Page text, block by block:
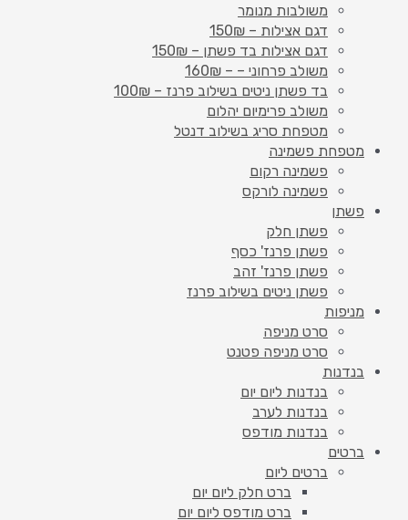
משולבות מנומר
דגם אצילות – 150₪
דגם אצילות בד פשתן – 150₪
משולב פרחוני – – 160₪
בד פשתן ניטים בשילוב פרנז – 100₪
משולב פרימיום יהלום
מטפחת סריג בשילוב דנטל
מטפחת פשמינה
פשמינה רקום
פשמינה לורקס
פשתן
פשתן חלק
פשתן פרנז' כסף
פשתן פרנז' זהב
פשתן ניטים בשילוב פרנז
מניפות
סרט מניפה
סרט מניפה פטנט
בנדנות
בנדנות ליום יום
בנדנות לערב
בנדנות מודפס
ברטים
ברטים ליום
ברט חלק ליום יום
ברט מודפס ליום יום